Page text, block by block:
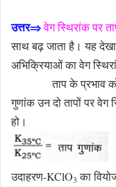
उत्तर⇒वेग स्थिरांक पर
साथ बढ़ जाता है। यह देखा
अभिक्रियाओं का वेग
ताप के प्रभाव को
गुणांक उन दो तापों पर वेग
हो।
उदाहरण-KClO3 का